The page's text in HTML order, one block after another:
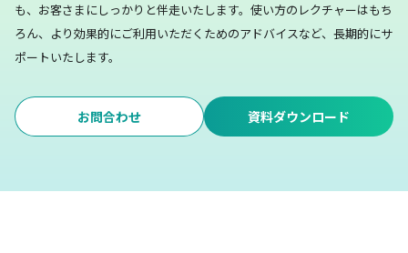
も、お客さまにしっかりと伴走いたします。 使い方のレクチャーはもち
ろん、より効果的にご利用いただくためのアドバイスなど、長期的にサ
ポートいたします。
お問合わせ 資料ダウンロード